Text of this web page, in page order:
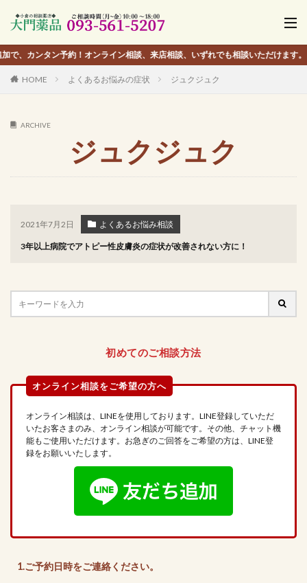
ン予約！オンライン相談、来店相談、いずれでも相談いただけます。
HOME よくあるお悩みの症状 ジュクジュク
ARCHIVE
ジュクジュク
2021年7月2日 よくあるお悩み相談
3年以上病院でアトピー性皮膚炎の症状が改善されない方に！
初めてのご相談方法
オンライン相談は、LINEを使用しております。LINE登録していただ
いたお客さまのみ、オンライン相談が可能です。その他、チャット機
能もご使用いただけます。お急ぎのご回答をご希望の方は、LINE登
録をお願いいたします。
1.ご予約日時をご連絡ください。